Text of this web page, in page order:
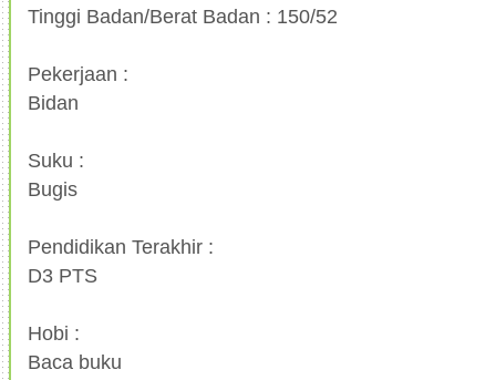
Tinggi Badan/Berat Badan : 150/52
Pekerjaan :
Bidan
Suku :
Bugis
Pendidikan Terakhir :
D3 PTS
Hobi :
Baca buku